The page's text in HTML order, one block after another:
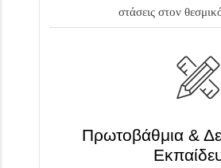
στάσεις στον
Πρωτοβάθμια &